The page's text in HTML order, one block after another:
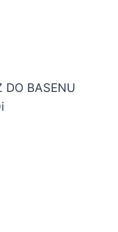
DO BASENU